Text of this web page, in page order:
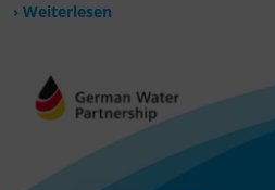
› Weiterlesen